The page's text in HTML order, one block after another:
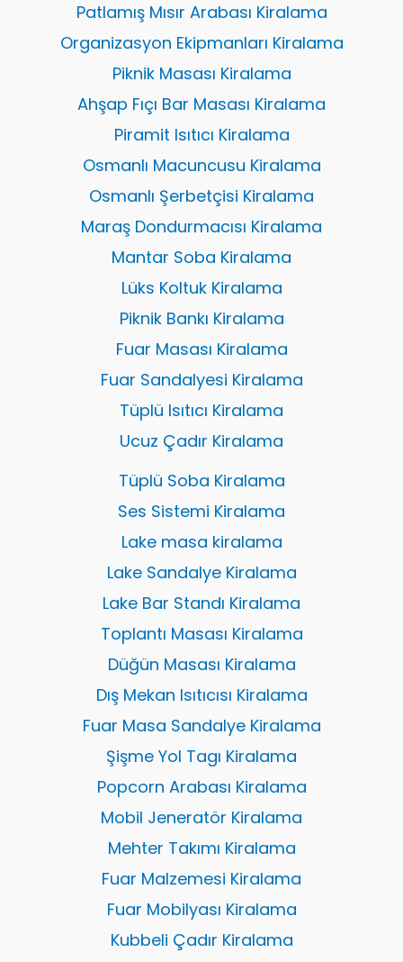
Patlamış Mısır Arabası Kiralama
Organizasyon Ekipmanları Kiralama
Piknik Masası Kiralama
Ahşap Fıçı Bar Masası Kiralama
Piramit Isıtıcı Kiralama
Osmanlı Macuncusu Kiralama
Osmanlı Şerbetçisi Kiralama
Maraş Dondurmacısı Kiralama
Mantar Soba Kiralama
Lüks Koltuk Kiralama
Piknik Bankı Kiralama
Fuar Masası Kiralama
Fuar Sandalyesi Kiralama
Tüplü Isıtıcı Kiralama
Ucuz Çadır Kiralama
Tüplü Soba Kiralama
Ses Sistemi Kiralama
Lake masa kiralama
Lake Sandalye Kiralama
Lake Bar Standı Kiralama
Toplantı Masası Kiralama
Düğün Masası Kiralama
Dış Mekan Isıtıcısı Kiralama
Fuar Masa Sandalye Kiralama
Şişme Yol Tagı Kiralama
Popcorn Arabası Kiralama
Mobil Jeneratör Kiralama
Mehter Takımı Kiralama
Fuar Malzemesi Kiralama
Fuar Mobilyası Kiralama
Kubbeli Çadır Kiralama